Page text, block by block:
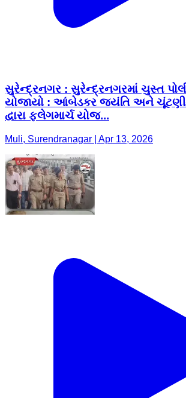
સુરેન્દ્રનગર : સુરેન્દ્રનગરમાં ચુસ્ત
યોજાયો : આંબેડકર જયંતિ અને
દ્વારા ફ્લેગમાર્ચ યોજ...
Muli, Surendranagar | Apr 13, 2026